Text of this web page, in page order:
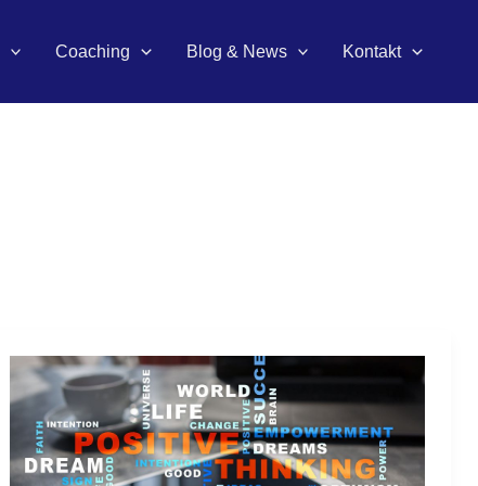
Coaching Blog & News Kontakt
Eine
Arbeitswelt
voller
Inspiration.